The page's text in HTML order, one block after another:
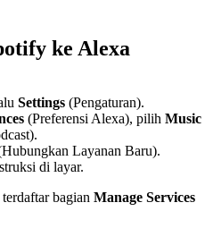
ke Alexa
Settings (Pengaturan).
(Preferensi Alexa), pilih Music
Layanan Baru).
di layar.
bagian Manage Services